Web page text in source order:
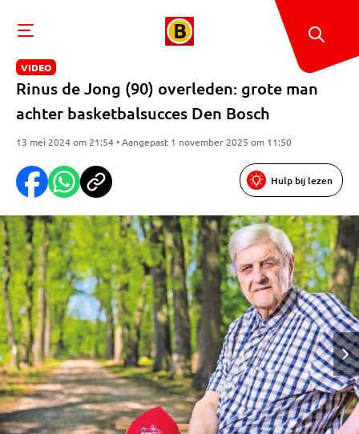
VIDEO
Rinus de Jong (90) overleden: grote man
achter basketbalsucces Den Bosch
13 mei 2024 om 21:54 • Aangepast 1 november 2025 om 11:50
Hulp bij lezen